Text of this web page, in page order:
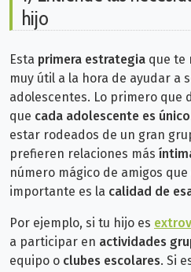
hijo
Esta primera estrategia que te
muy útil a la hora de ayudar a
adolescentes. Lo primero que
que cada adolescente es único
estar rodeados de un gran
prefieren relaciones más
número mágico de amigos
importante es la calidad de
Por ejemplo, si tu hijo es
a participar en actividades
equipo o clubes escolares. Si